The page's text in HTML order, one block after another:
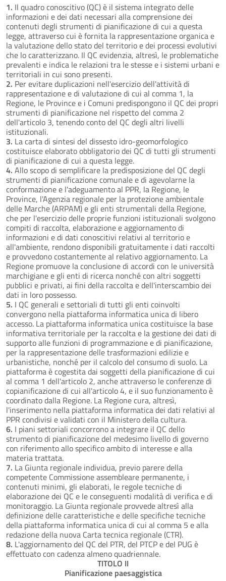
1. Il quadro conoscitivo (QC) è il sistema integrato delle
informazioni e dei dati necessari alla comprensione dei
contenuti degli strumenti di pianificazione di cui a questa
legge, attraverso cui è fornita la rappresentazione organica e
la valutazione dello stato del territorio e dei processi evolutivi
che lo caratterizzano. Il QC evidenzia, altresì, le problematiche
prevalenti e indica le relazioni tra le stesse e i sistemi urbani e
territoriali in cui sono presenti.
2. Per evitare duplicazioni nell'esercizio dell'attività di
rappresentazione e di valutazione di cui al comma 1, la
Regione, le Province e i Comuni predispongono il QC dei propri
strumenti di pianificazione nel rispetto del comma 2
dell'articolo 3, tenendo conto del QC degli altri livelli
istituzionali.
3. La carta di sintesi del dissesto idro-geomorfologico
costituisce elaborato obbligatorio dei QC di tutti gli strumenti
di pianificazione di cui a questa legge.
4. Allo scopo di semplificare la predisposizione del QC degli
strumenti di pianificazione comunale e di agevolarne la
conformazione e l'adeguamento al PPR, la Regione, le
Province, l'Agenzia regionale per la protezione ambientale
delle Marche (ARPAM) e gli enti strumentali della Regione,
che per l'esercizio delle proprie funzioni istituzionali svolgono
compiti di raccolta, elaborazione e aggiornamento di
informazioni e di dati conoscitivi relativi al territorio e
all'ambiente, rendono disponibili gratuitamente i dati raccolti
e provvedono costantemente al relativo aggiornamento. La
Regione promuove la conclusione di accordi con le università
marchigiane e gli enti di ricerca nonché con altri soggetti
pubblici e privati, ai fini della raccolta e dell'interscambio dei
dati in loro possesso.
5. I QC generali e settoriali di tutti gli enti coinvolti
convergono nella piattaforma informatica unica di libero
accesso. La piattaforma informatica unica costituisce la base
informativa territoriale per la raccolta e la gestione dei dati di
supporto alle funzioni di programmazione e di pianificazione,
per la rappresentazione delle trasformazioni edilizie e
urbanistiche, nonché per il calcolo del consumo di suolo. La
piattaforma è cogestita dai soggetti della pianificazione di cui
al comma 1 dell'articolo 2, anche attraverso le conferenze di
copianificazione di cui all'articolo 4, e il suo funzionamento è
coordinato dalla Regione. La Regione cura, altresì,
l'inserimento nella piattaforma informatica dei dati relativi al
PPR condivisi e validati con il Ministero della cultura.
6. I piani settoriali concorrono a integrare il QC dello
strumento di pianificazione del medesimo livello di governo
con riferimento allo specifico ambito di interesse e alla
materia trattata.
7. La Giunta regionale individua, previo parere della
competente Commissione assembleare permanente, i
contenuti minimi, gli elaborati, le regole tecniche di
elaborazione dei QC e le conseguenti modalità di verifica e di
monitoraggio. La Giunta regionale provvede altresì alla
definizione delle caratteristiche e delle specifiche tecniche
della piattaforma informatica unica di cui al comma 5 e alla
redazione della nuova Carta tecnica regionale (CTR).
8. L'aggiornamento del QC del PTR, del PTCP e del PUG è
effettuato con cadenza almeno quadriennale.
TITOLO II
Pianificazione paesaggistica